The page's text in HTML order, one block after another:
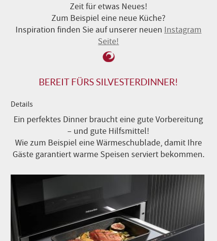
Zeit für etwas Neues!
Zum Beispiel eine neue Küche?
Inspiration finden Sie auf unserer neuen Instagram
Seite!
BEREIT FÜRS SILVESTERDINNER!
Details
Ein perfektes Dinner braucht eine gute Vorbereitung
– und gute Hilfsmittel!
Wie zum Beispiel eine Wärmeschublade, damit Ihre
Gäste garantiert warme Speisen serviert bekommen.